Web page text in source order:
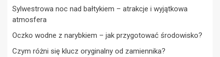
Sylwestrowa noc nad bałtykiem – atrakcje i wyjątkowa
atmosfera
Oczko wodne z narybkiem – jak przygotować środowisko?
Czym różni się klucz oryginalny od zamiennika?